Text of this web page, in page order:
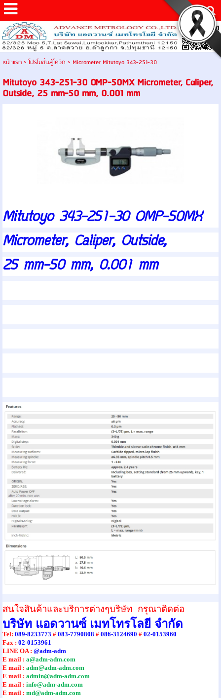
หน้าแรก>โปรโมชั่นสู้โควิด > Micrometer Mitutoyo 343-251-30
Mitutoyo 343-251-30 OMP-50MX Micrometer, Caliper,
Outside, 25 mm-50 mm, 0.001 mm
Mitutoyo 343-251-30 OMP-50MX
Micrometer, Caliper, Outside,
25 mm-50 mm, 0.001 mm
สนใจสินค้าและบริการต่างๆบริษัท กรุณาติดต่อ
บริษัท แอดวานซ์ เมทโทรโลยี จำกัด
Tel: 089-8233773 # 083-7790808 # 086-3124690 # 02-0153960
Fax : 02-0153961
LINE OA : @adm-adm
E mail : a@adm-adm.com
E mail : adm@adm-adm.com
E mail : admin@adm-adm.com
E mail : info@adm-adm.com
E mail : md@adm-adm.com